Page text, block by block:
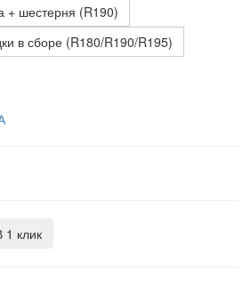
+ шестерня (R190)
в сборе (R180/R190/R195)
1 клик